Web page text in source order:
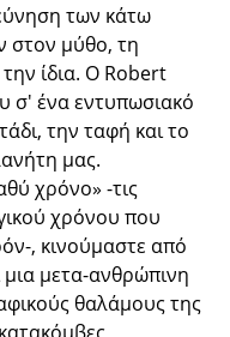
των κάτω
στον μύθο, τη
ίδια. Ο Robert
σ' ένα εντυπωσιακό
την ταφή και το
μας.
χρόνο» -τις
χρόνου που
, κινούμαστε από
μετα-ανθρώπινη
θαλάμους της